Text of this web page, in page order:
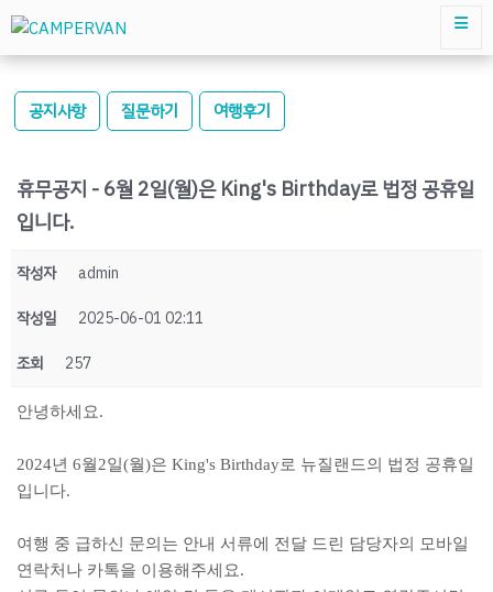
공지사항 질문하기 여행후기
휴무공지 - 6월 2일(월)은 King's Birthday로 법정 공휴일
입니다.
작성자
admin
작성일
2025-06-01 02:11
조회
257
안녕하세요.
2024년 6월2일(월)은 King's Birthday로 뉴질랜드의 법정 공휴일
입니다.
여행 중 급하신 문의는 안내 서류에 전달 드린 담당자의 모바일
연락처나 카톡을 이용해주세요.